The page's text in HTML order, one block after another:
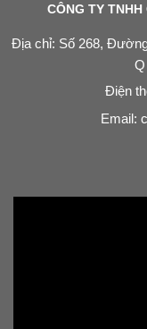
CÔNG TY
Địa chỉ: Số 268,
Điện
Email: